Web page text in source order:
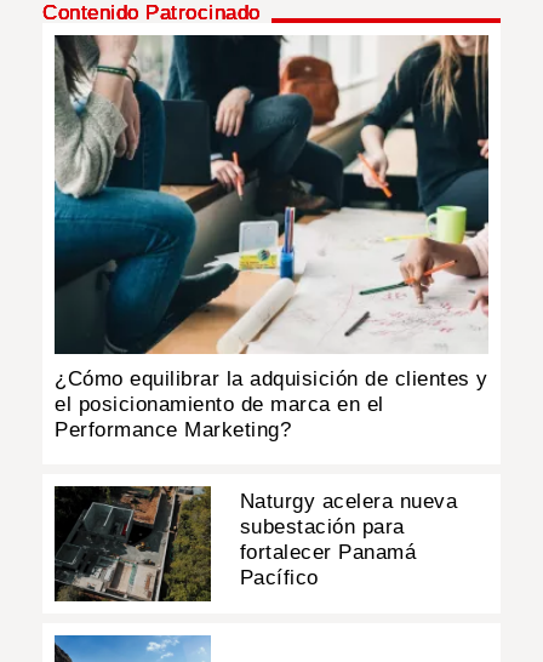
Contenido Patrocinado
¿Cómo equilibrar la adquisición de clientes y
el posicionamiento de marca en el
Performance Marketing?
Naturgy acelera nueva
subestación para
fortalecer Panamá
Pacífico